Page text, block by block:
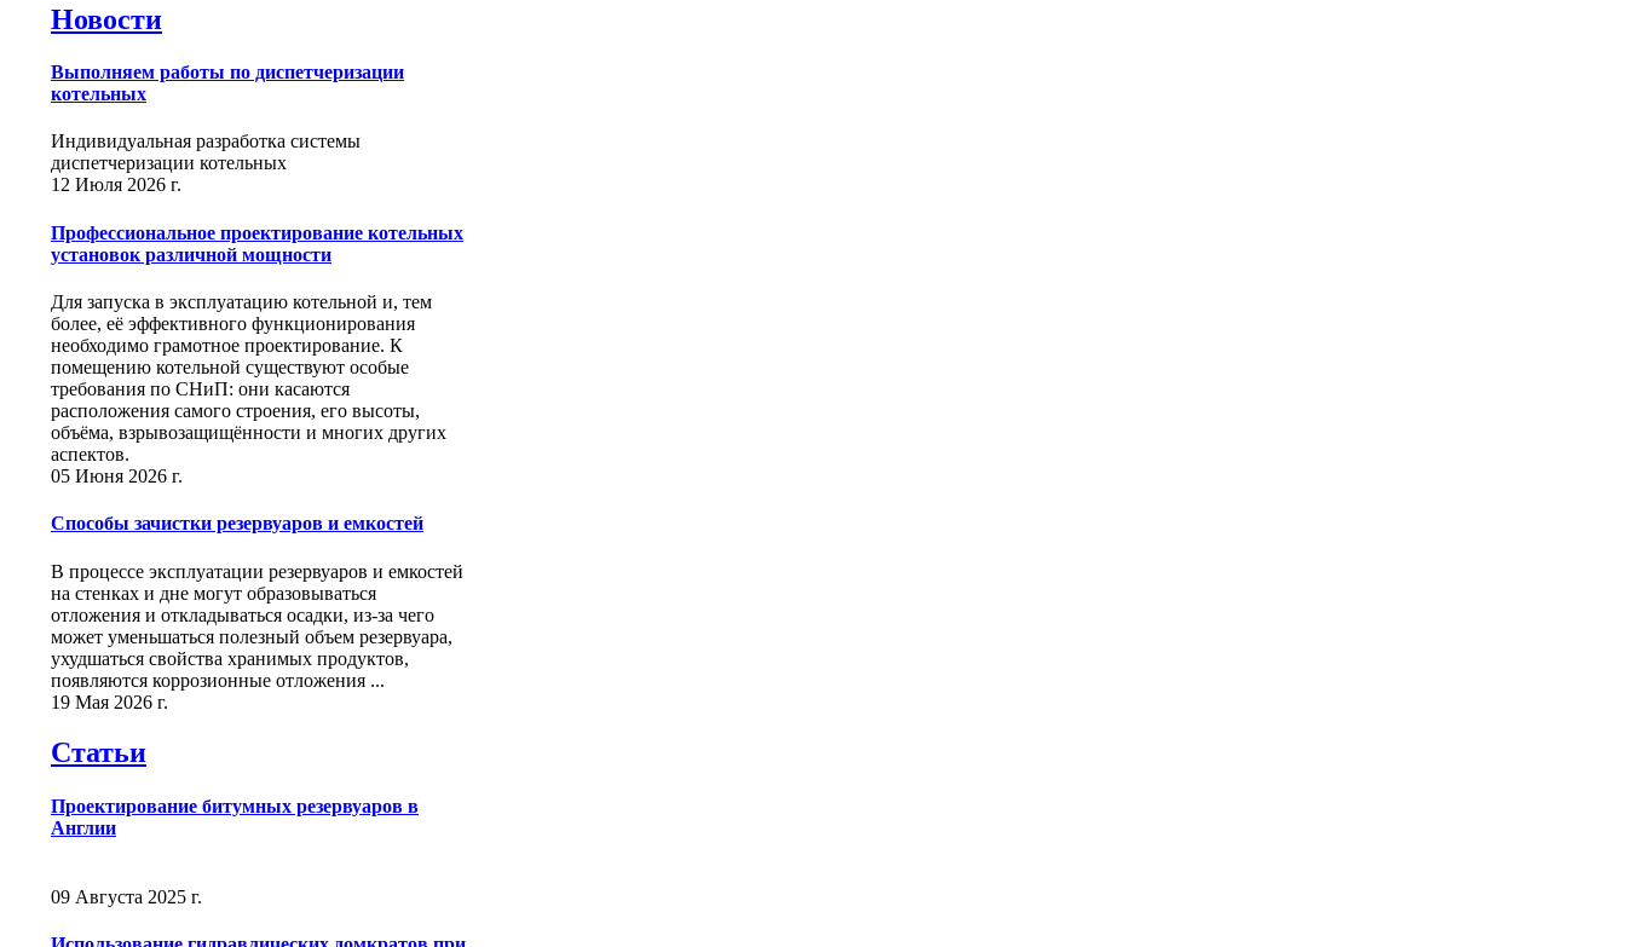
Новости
Выполняем работы по диспетчеризации
котельных
Индивидуальная разработка системы
диспетчеризации котельных
12 Июля 2026 г.
Профессиональное проектирование котельных
установок различной мощности
Для запуска в эксплуатацию котельной и, тем
более, её эффективного функционирования
необходимо грамотное проектирование. К
помещению котельной существуют особые
требования по СНиП: они касаются
расположения самого строения, его высоты,
объёма, взрывозащищённости и многих других
аспектов.
05 Июня 2026 г.
Способы зачистки резервуаров и емкостей
В процессе эксплуатации резервуаров и емкостей
на стенках и дне могут образовываться
отложения и откладываться осадки, из-за чего
может уменьшаться полезный объем резервуара,
ухудшаться свойства хранимых продуктов,
появляются коррозионные отложения ...
19 Мая 2026 г.
Статьи
Проектирование битумных резервуаров в
Англии
09 Августа 2025 г.